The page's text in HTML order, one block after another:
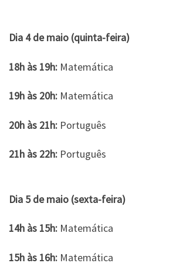
Dia 4 de maio (quinta-feira)
18h às 19h: Matemática
19h às 20h: Matemática
20h às 21h: Português
21h às 22h: Português
Dia 5 de maio (sexta-feira)
14h às 15h: Matemática
15h às 16h: Matemática